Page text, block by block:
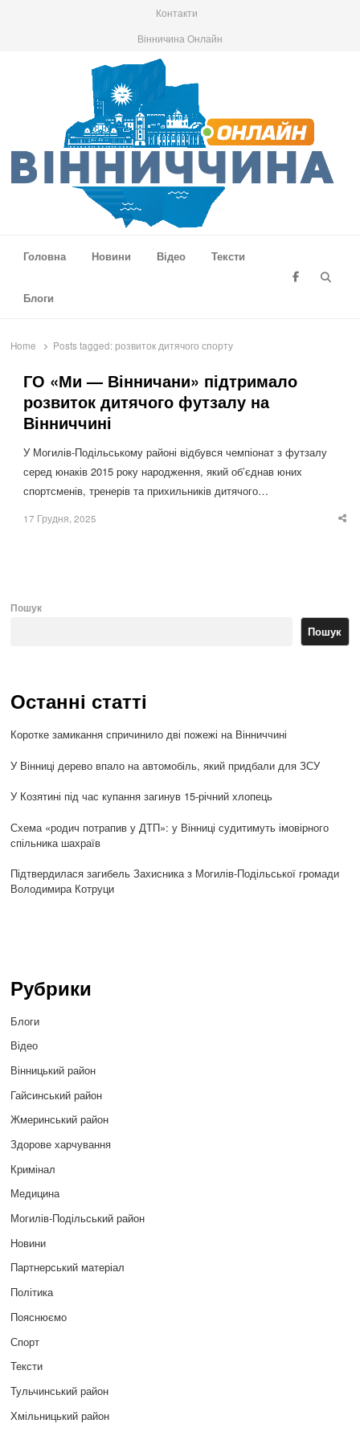
Контакти
Вінничина Онлайн
Головна
Новини Відео Тексти
Блоги
Home Posts tagged: розвиток дитячого спорту
ГО «Ми — Вінничани» підтримало
розвиток дитячого футзалу на
Вінниччині
У Могилів-Подільському районі відбувся чемпіонат з футзалу
серед юнаків 2015 року народження, який об’єднав юних
спортсменів, тренерів та прихильників дитячого…
17 Грудня, 2025
Пошук
Пошук
Останні статті
Коротке замикання спричинило дві пожежі на Вінниччині
У Вінниці дерево впало на автомобіль, який придбали для ЗСУ
У Козятині під час купання загинув 15-річний хлопець
Схема «родич потрапив у ДТП»: у Вінниці судитимуть імовірного
спільника шахраїв
Підтвердилася загибель Захисника з Могилів-Подільської громади
Володимира Котруци
Рубрики
Блоги
Відео
Вінницький район
Гайсинський район
Жмеринський район
Здорове харчування
Кримінал
Медицина
Могилів-Подільський район
Новини
Партнерський матеріал
Політика
Пояснюємо
Спорт
Тексти
Тульчинський район
Хмільницький район